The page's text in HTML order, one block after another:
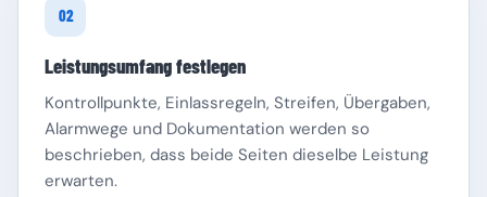
02
Leistungsumfang festlegen
Kontrollpunkte, Einlassregeln, Streifen, Übergaben,
Alarmwege und Dokumentation werden so
beschrieben, dass beide Seiten dieselbe Leistung
erwarten.